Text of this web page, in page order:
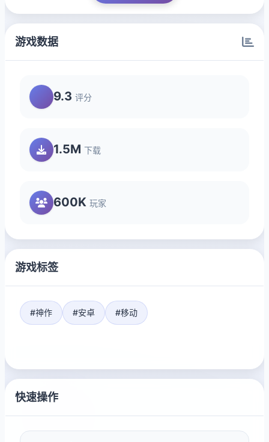
游戏数据
9.3 评分
1.5M 下载
600K 玩家
游戏标签
#神作 #安卓 #移动
快速操作